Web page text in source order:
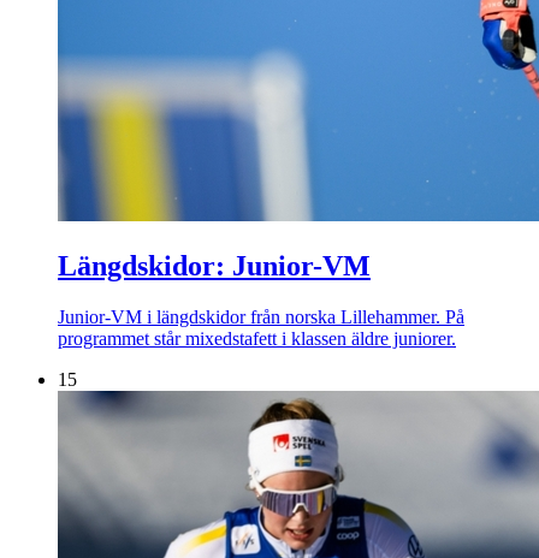
Längdskidor: Junior-VM
Junior-VM i längdskidor från norska Lillehammer. På
programmet står mixedstafett i klassen äldre juniorer.
15